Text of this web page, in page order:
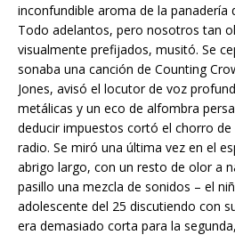
inconfundible aroma de la panadería
Todo adelantos, pero nosotros tan
visualmente prefijados, musitó. Se
sonaba una canción de Counting
Jones, avisó el locutor de voz
metálicas y un eco de alfombra
deducir impuestos cortó el chorro de
radio. Se miró una última vez en el
abrigo largo, con un resto de olor a
pasillo una mezcla de sonidos – el
adolescente del 25 discutiendo con
era demasiado corta para la